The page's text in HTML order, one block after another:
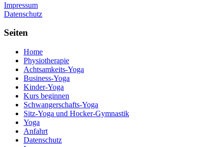
Impressum
Datenschutz
Seiten
Home
Physiotherapie
Achtsamkeits-Yoga
Business-Yoga
Kinder-Yoga
Kurs beginnen
Schwanger­schafts-Yoga
Sitz-Yoga und Hocker-Gymnastik
Yoga
Anfahrt
Datenschutz